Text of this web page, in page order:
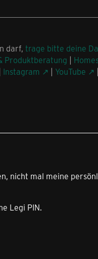
darf, trage bitte deine
Produktberatung |
Instagram | YouTube |
nicht mal meine
Legi PIN.